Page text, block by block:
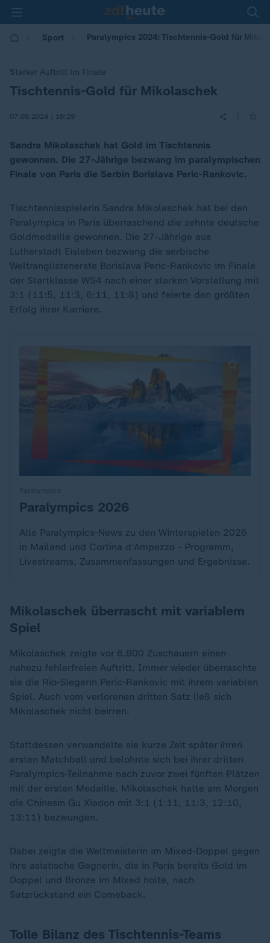
Sport Paralympics 2024: Tischtennis-Gold für
Starker Auftritt im Finale
:
Tischtennis-Gold für Mikolaschek
07.09.2024 | 18:29
Sandra Mikolaschek hat Gold im Tischtennis
gewonnen. Die 27-Jährige bezwang im paralympischen
Finale von Paris die Serbin Borislava Peric-Rankovic.
Tischtennisspielerin Sandra Mikolaschek hat bei den
Paralympics in Paris überraschend die zehnte deutsche
Goldmedaille gewonnen. Die 27-Jährige aus
Lutherstadt Eisleben bezwang die serbische
Weltranglistenerste Borislava Peric-Rankovic im Finale
der Startklasse WS4 nach einer starken Vorstellung mit
3:1 (11:5, 11:3, 6:11, 11:8) und feierte den größten
Erfolg ihrer Karriere.
:Paralympics 2026
Alle Paralympics-News zu den Winterspielen 2026
in Mailand und Cortina d’Ampezzo - Programm,
Livestreams, Zusammenfassungen und Ergebnisse.
Mikolaschek überrascht mit variablem
Spiel
Mikolaschek zeigte vor 6.800 Zuschauern einen
nahezu fehlerfreien Auftritt. Immer wieder überraschte
sie die Rio-Siegerin Peric-Rankovic mit ihrem variablen
Spiel. Auch vom verlorenen dritten Satz ließ sich
Mikolaschek nicht beirren.
Stattdessen verwandelte sie kurze Zeit später ihren
ersten Matchball und belohnte sich bei ihrer dritten
Paralympics-Teilnahme nach zuvor zwei fünften Plätzen
mit der ersten Medaille. Mikolaschek hatte am Morgen
die Chinesin Gu Xiadon mit 3:1 (1:11, 11:3, 12:10,
13:11) bezwungen.
Dabei zeigte die Weltmeisterin im Mixed-Doppel gegen
ihre asiatische Gegnerin, die in Paris bereits Gold im
Doppel und Bronze im Mixed holte, nach
Satzrückstand ein Comeback.
Tolle Bilanz des Tischtennis-Teams